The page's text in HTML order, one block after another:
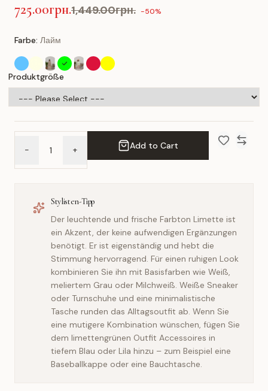
725.00грн.1,449.00грн. -50%
Farbe: Лайм
Produktgröße
- + Add to Cart
Stylisten-Tipp
Der leuchtende und frische Farbton Limette ist
ein Akzent, der keine aufwendigen Ergänzungen
benötigt. Er ist eigenständig und hebt die
Stimmung hervorragend. Für einen ruhigen Look
kombinieren Sie ihn mit Basisfarben wie Weiß,
meliertem Grau oder Milchweiß. Weiße Sneaker
oder Turnschuhe und eine minimalistische
Tasche runden das Alltagsoutfit ab. Wenn Sie
eine mutigere Kombination wünschen, fügen Sie
dem limettengrünen Outfit Accessoires in
tiefem Blau oder Lila hinzu – zum Beispiel eine
Baseballkappe oder eine Bauchtasche.